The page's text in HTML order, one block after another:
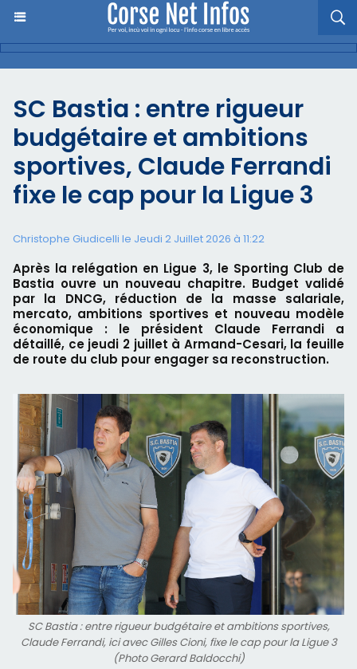
SC Bastia : entre rigueur
budgétaire et ambitions
sportives, Claude Ferrandi
fixe le cap pour la Ligue 3
Christophe Giudicelli le Jeudi 2 Juillet 2026 à 11:22
Après la relégation en Ligue 3, le Sporting Club de
Bastia ouvre un nouveau chapitre. Budget validé
par la DNCG, réduction de la masse salariale,
mercato, ambitions sportives et nouveau modèle
économique : le président Claude Ferrandi a
détaillé, ce jeudi 2 juillet à Armand-Cesari, la feuille
de route du club pour engager sa reconstruction.
SC Bastia : entre rigueur budgétaire et ambitions sportives,
Claude Ferrandi, ici avec Gilles Cioni, fixe le cap pour la Ligue 3
(Photo Gerard Baldocchi)